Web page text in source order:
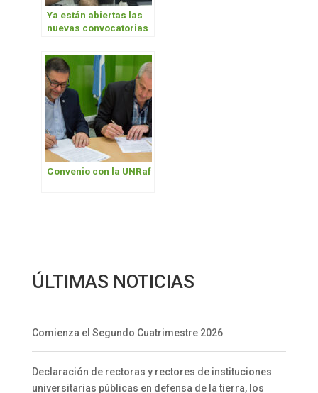
Ya están abiertas las
nuevas convocatorias
Investigación:
PIUNAHUR 4 y
PIUNAHUR 5
Convenio con la UNRaf
ÚLTIMAS NOTICIAS
Comienza el Segundo Cuatrimestre 2026
Declaración de rectoras y rectores de instituciones
universitarias públicas en defensa de la tierra, los